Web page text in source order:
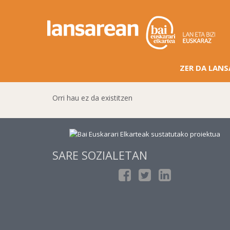
ZER DA
Orri hau ez da existitzen
SARE SOZIALETAN